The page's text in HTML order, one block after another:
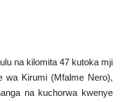
na kilomita 47 kutoka mji
wa Kirumi (Mfalme Nero),
na kuchorwa kwenye